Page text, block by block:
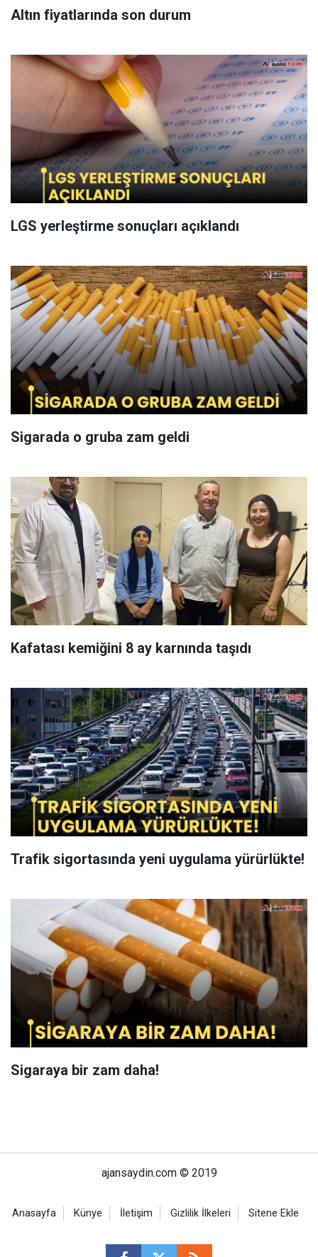
Altın fiyatlarında son durum
LGS yerleştirme sonuçları açıklandı
Sigarada o gruba zam geldi
Kafatası kemiğini 8 ay karnında taşıdı
Trafik sigortasında yeni uygulama yürürlükte!
Sigaraya bir zam daha!
ajansaydin.com © 2019
Anasayfa Künye İletişim Gizlilik İlkeleri Sitene Ekle